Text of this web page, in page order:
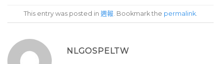
This entry was posted in 週報 . Bookmark the permalink
NLGOSPELTW